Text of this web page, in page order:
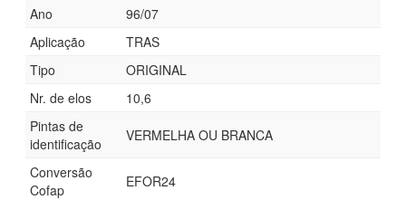
Ano
96/07
Aplicação
TRAS
Tipo
ORIGINAL
Nr. de elos
10,6
Pintas de
identificação
VERMELHA OU BRANCA
Conversão
Cofap
EFOR24